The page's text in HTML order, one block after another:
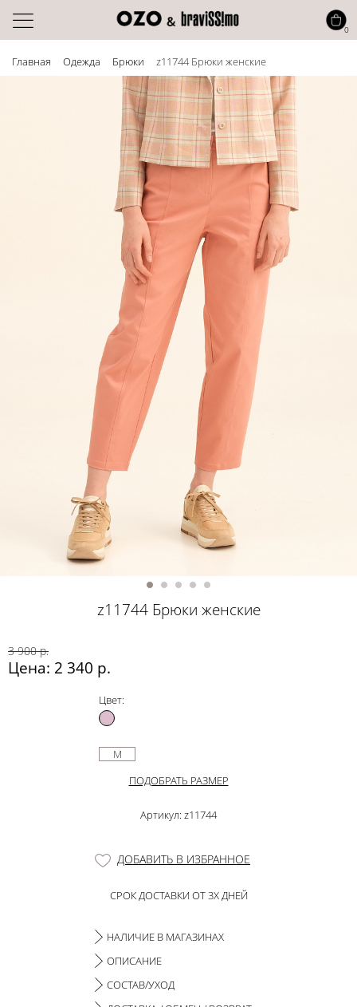
Главная Одежда Брюки z11744 Брюки женские
z11744 Брюки женские
3 900 р.
Цена: 2 340 р.
Цвет:
M
ПОДОБРАТЬ РАЗМЕР
Артикул: z11744
ДОБАВИТЬ В ИЗБРАННОЕ
СРОК ДОСТАВКИ ОТ 3Х ДНЕЙ
НАЛИЧИЕ В МАГАЗИНАХ
ОПИСАНИЕ
СОСТАВ/УХОД
0